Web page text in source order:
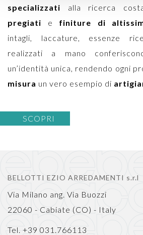
specializzati alla ricerca
pregiati e finiture di
intagli, laccature, essenze
realizzati a mano
un’identità unica, rendendo ogni
misura un vero esempio di
SCOPRI
BELLOTTI EZIO ARREDAMENTI s.r.l
Via Milano ang. Via Buozzi
22060 - Cabiate (CO) - Italy
Tel. +39 031.766113